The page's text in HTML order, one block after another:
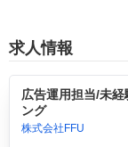
求人情報
広告運用担当/未
ング
株式会社FFU